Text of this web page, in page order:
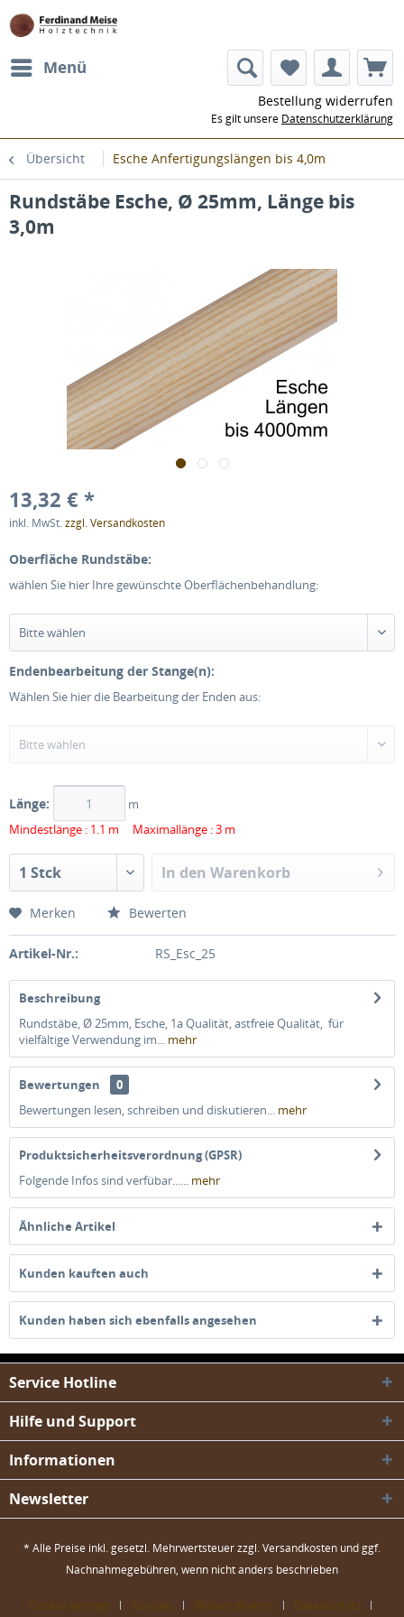
Menü
Bestellung widerrufen
Es gilt unsere Datenschutzerklärung
Übersicht Esche Anfertigungslängen bis 4,0m
Rundstäbe Esche, Ø 25mm, Länge bis
3,0m
13,32 € *
inkl. MwSt.zzgl. Versandkosten
Oberfläche Rundstäbe:
wählen Sie hier Ihre gewünschte Oberflächenbehandlung:
Endenbearbeitung der Stange(n):
Wählen Sie hier die Bearbeitung der Enden aus:
Länge:
m
Mindestlänge : 1.1 m Maximallänge : 3 m
In den Warenkorb
Merken Bewerten
Artikel-Nr.: RS_Esc_25
Beschreibung
Rundstäbe, Ø 25mm, Esche, 1a Qualität, astfreie Qualität, für
vielfältige Verwendung im... mehr
Bewertungen
0
Bewertungen lesen, schreiben und diskutieren... mehr
Produktsicherheitsverordnung (GPSR)
Folgende Infos sind verfübar...... mehr
Ähnliche Artikel
Kunden kauften auch
Kunden haben sich ebenfalls angesehen
Service Hotline
Hilfe und Support
Informationen
Newsletter
* Alle Preise inkl. gesetzl. Mehrwertsteuer zzgl.Versandkosten und ggf.
Nachnahmegebühren, wenn nicht anders beschrieben
Cookie settings Kontakt Widerrufsrecht Datenschutz